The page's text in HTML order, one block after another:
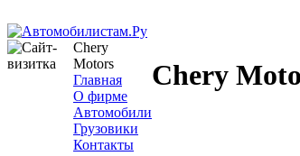
Chery
Motors
Главная
О фирме
Автомобили
Грузовики
Контакты
Chery